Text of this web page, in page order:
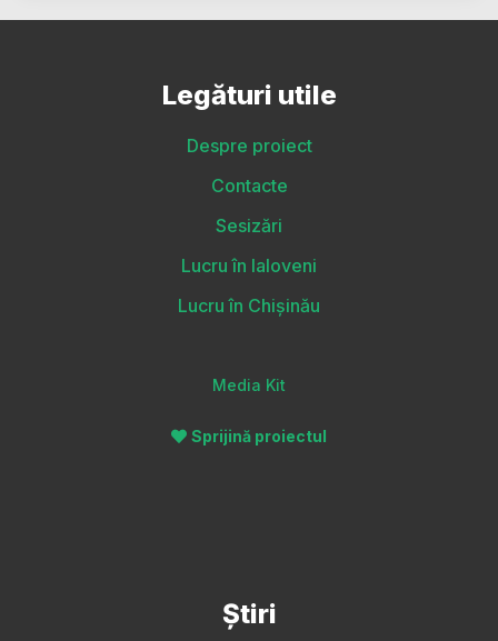
Legături utile
Despre proiect
Contacte
Sesizări
Lucru în Ialoveni
Lucru în Chișinău
Media Kit
Sprijină proiectul
Știri